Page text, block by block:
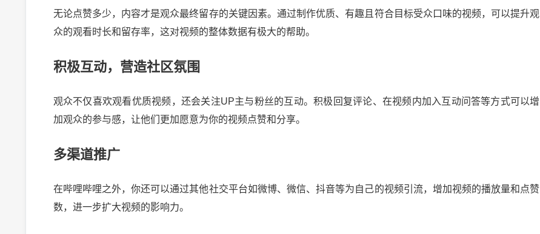
无论点赞多少，内容才是观众最终留存的关键因素。通过制作优质、有趣且符合目标受众口味的视频，可以提升观
众的观看时长和留存率，这对视频的整体数据有极大的帮助。
积极互动，营造社区氛围
观众不仅喜欢观看优质视频，还会关注UP主与粉丝的互动。积极回复评论、在视频内加入互动问答等方式可以增
加观众的参与感，让他们更加愿意为你的视频点赞和分享。
多渠道推广
在哔哩哔哩之外，你还可以通过其他社交平台如微博、微信、抖音等为自己的视频引流，增加视频的播放量和点赞
数，进一步扩大视频的影响力。